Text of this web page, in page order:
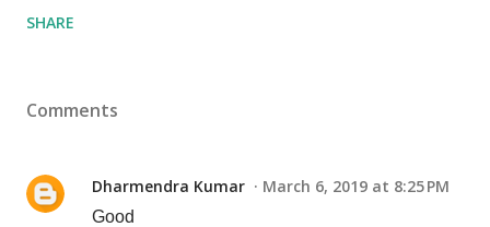
SHARE
Comments
Dharmendra Kumar March 6, 2019 at 8:25 PM
Good